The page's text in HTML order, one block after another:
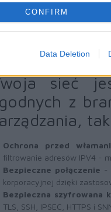
CONFIRM
Data Deletion
Ochrona integralności
oprogramowanie
urządzenia zawsze jest na
sieć
z
Ochrona przed
filtrowanie adresów IPV4 -
Bezpieczne połączenie -
korporacyjnej dzięki
Bezpieczna szyfrowana
TLS, SSH, IPSEC, HTTPS i